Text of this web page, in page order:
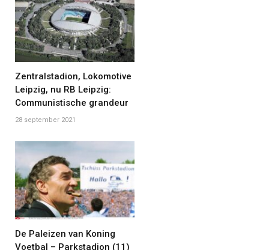
Zentralstadion, Lokomotive
Leipzig, nu RB Leipzig:
Communistische grandeur
28 september 2021
De Paleizen van Koning
Voetbal – Parkstadion (11)